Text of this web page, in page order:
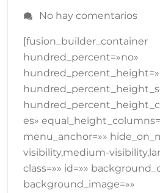
No hay comentarios
[fusion_builder_container
hundred_percent=»no»
es»
menu_anchor=»»
visibility,medium-
class=»» id=»»
background_image=»»